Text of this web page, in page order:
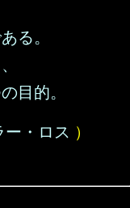
る。
目的。
・ロス ）